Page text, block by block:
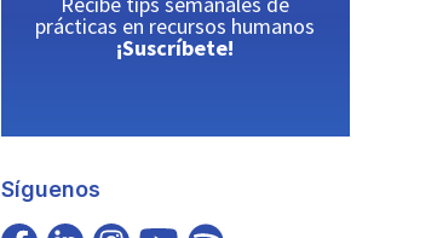
prácticas en recursos humanos
¡Suscríbete!
Síguenos